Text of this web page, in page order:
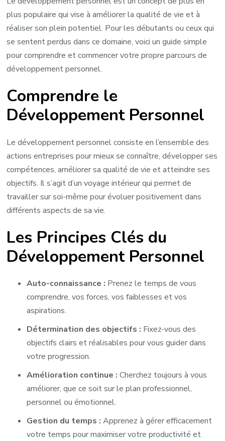
les
novices
plus populaire qui vise à améliorer la qualité de vie et à
réaliser son plein potentiel. Pour les débutants ou ceux qui
se sentent perdus dans ce domaine, voici un guide simple
pour comprendre et commencer votre propre parcours de
développement personnel.
Comprendre le
Développement Personnel
Le développement personnel consiste en l’ensemble des
actions entreprises pour mieux se connaître, développer ses
compétences, améliorer sa qualité de vie et atteindre ses
objectifs. Il s’agit d’un voyage intérieur qui permet de
travailler sur soi-même pour évoluer positivement dans
différents aspects de sa vie.
Les Principes Clés du
Développement Personnel
Auto-connaissance : Prenez le temps de vous
comprendre, vos forces, vos faiblesses et vos
aspirations.
Détermination des objectifs : Fixez-vous des
objectifs clairs et réalisables pour vous guider dans
votre progression.
Amélioration continue : Cherchez toujours à vous
améliorer, que ce soit sur le plan professionnel,
personnel ou émotionnel.
Gestion du temps : Apprenez à gérer efficacement
votre temps pour maximiser votre productivité et